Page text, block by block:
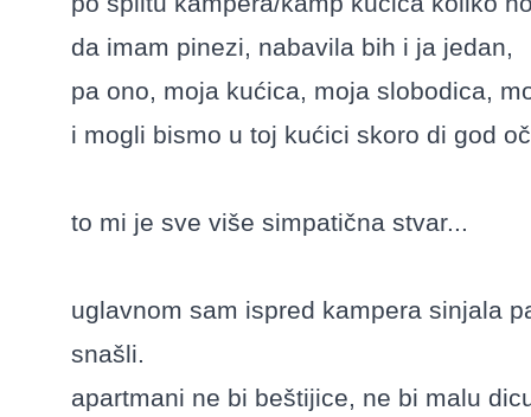
da imam pinezi, nabavila bih i ja jedan,
pa ono, moja kućica, moja slobodica,
i mogli bismo u toj kućici skoro di god
to mi je sve više simpatična stvar...
uglavnom sam ispred kampera sinjala
snašli.
apartmani ne bi beštijice, ne bi malu